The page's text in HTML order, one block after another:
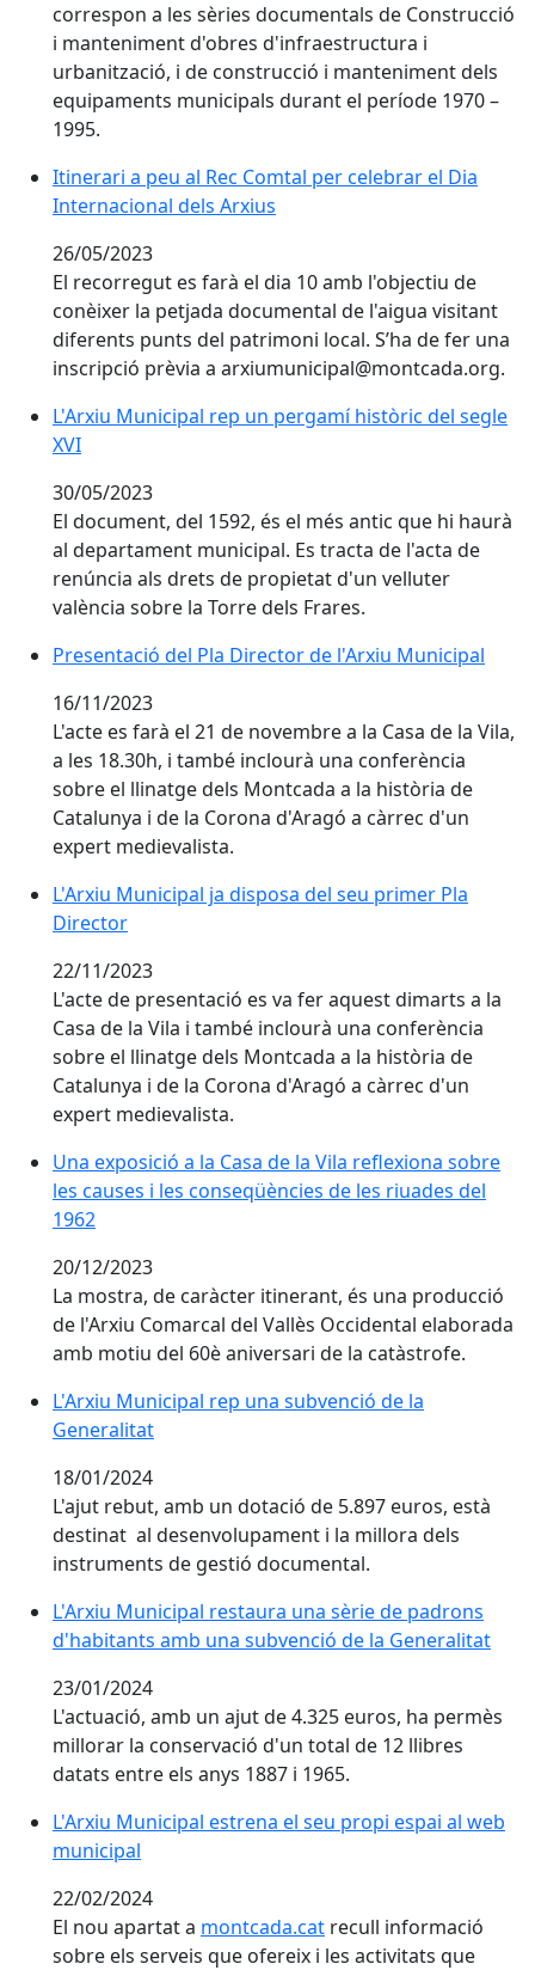
correspon a les sèries documentals de Construcció
i manteniment d'obres d'infraestructura i
urbanització, i de construcció i manteniment dels
equipaments municipals durant el període 1970 –
1995.
Itinerari a peu al Rec Comtal per celebrar el Dia
Internacional dels Arxius
26/05/2023
El recorregut es farà el dia 10 amb l'objectiu de
conèixer la petjada documental de l'aigua visitant
diferents punts del patrimoni local. S’ha de fer una
inscripció prèvia a arxiumunicipal@montcada.org.
L'Arxiu Municipal rep un pergamí històric del segle
XVI
30/05/2023
El document, del 1592, és el més antic que hi haurà
al departament municipal. Es tracta de l'acta de
renúncia als drets de propietat d'un velluter
valència sobre la Torre dels Frares.
Presentació del Pla Director de l'Arxiu Municipal
16/11/2023
L'acte es farà el 21 de novembre a la Casa de la Vila,
a les 18.30h, i també inclourà una conferència
sobre el llinatge dels Montcada a la història de
Catalunya i de la Corona d'Aragó a càrrec d'un
expert medievalista.
L'Arxiu Municipal ja disposa del seu primer Pla
Director
22/11/2023
L'acte de presentació es va fer aquest dimarts a la
Casa de la Vila i també inclourà una conferència
sobre el llinatge dels Montcada a la història de
Catalunya i de la Corona d'Aragó a càrrec d'un
expert medievalista.
Una exposició a la Casa de la Vila reflexiona sobre
les causes i les conseqüències de les riuades del
1962
20/12/2023
La mostra, de caràcter itinerant, és una producció
de l'Arxiu Comarcal del Vallès Occidental elaborada
amb motiu del 60è aniversari de la catàstrofe.
L'Arxiu Municipal rep una subvenció de la
Generalitat
18/01/2024
L'ajut rebut, amb un dotació de 5.897 euros, està
destinat al desenvolupament i la millora dels
instruments de gestió documental.
L'Arxiu Municipal restaura una sèrie de padrons
d'habitants amb una subvenció de la Generalitat
23/01/2024
L'actuació, amb un ajut de 4.325 euros, ha permès
millorar la conservació d'un total de 12 llibres
datats entre els anys 1887 i 1965.
L'Arxiu Municipal estrena el seu propi espai al web
municipal
22/02/2024
El nou apartat a montcada.cat recull informació
sobre els serveis que ofereix i les activitats que